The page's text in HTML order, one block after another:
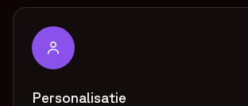
Personalisatie